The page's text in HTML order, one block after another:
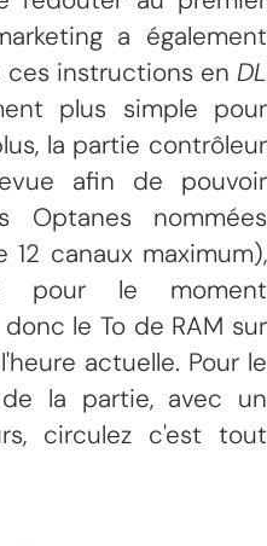
a également
instructions en DL
plus simple pour
la partie contrôleur
afin de pouvoir
Optanes nommées
canaux maximum),
pour le moment
le To de RAM sur
actuelle. Pour le
la partie, avec un
circulez c'est tout